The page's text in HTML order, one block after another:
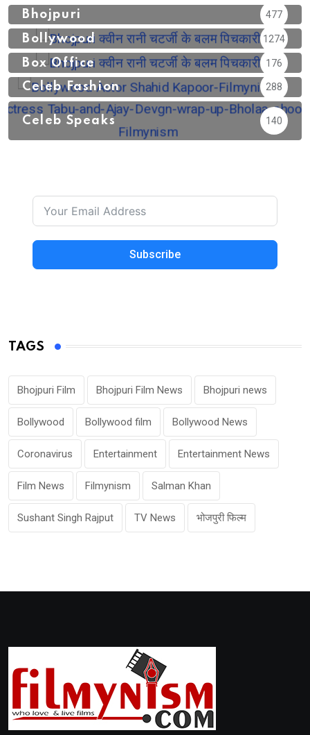
Bhojpuri 477
Bollywood 1274
Box Office 176
Celeb Fashion 288
Celeb Speaks 140
Subscribe
TAGS
Bhojpuri Film Bhojpuri Film News Bhojpuri news
Bollywood Bollywood film Bollywood News
Coronavirus Entertainment Entertainment News
Film News Filmynism Salman Khan
Sushant Singh Rajput TV News भोजपुरी फिल्म